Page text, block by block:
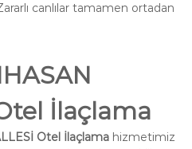
canlılar tamamen ortadan
İlaçlama
Otel İlaçlamahizmetimiz